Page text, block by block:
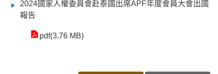
2024國家人權委員會赴泰國出席APF年度會員大會出國
報告
pdf(3.76 MB)